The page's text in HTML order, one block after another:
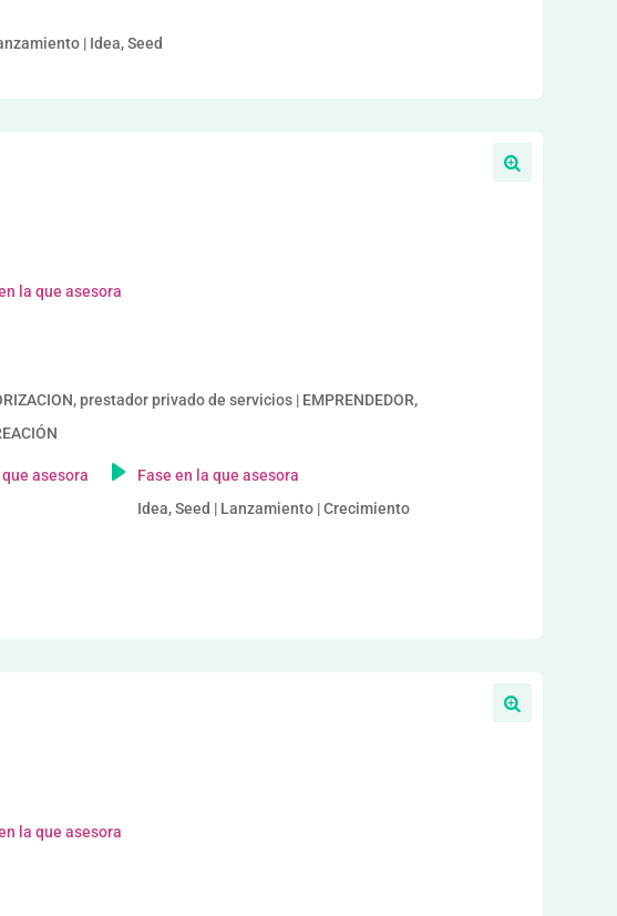
| Idea, Seed
la que asesora
prestador privado de servicios | EMPRENDEDOR,
asesora
Fase en la que asesora
Idea, Seed | Lanzamiento | Crecimiento
la que asesora